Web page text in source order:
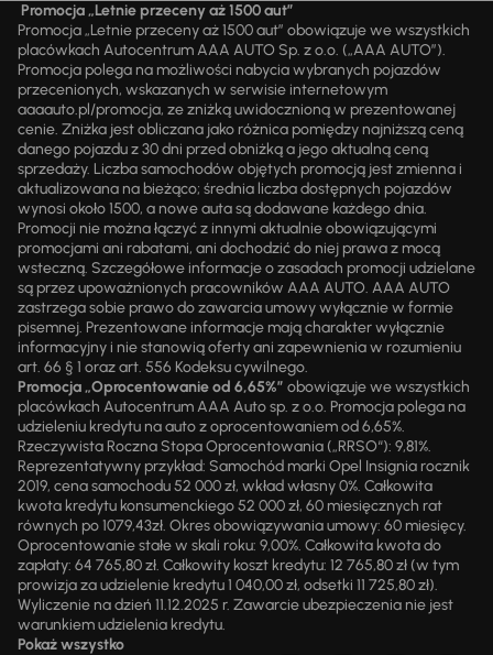
Promocja „Letnie przeceny aż 1500 aut”
Promocja „Letnie przeceny aż 1500 aut” obowiązuje we wszystkich
placówkach Autocentrum AAA AUTO Sp. z o.o. („AAA AUTO”).
Promocja polega na możliwości nabycia wybranych pojazdów
przecenionych, wskazanych w serwisie internetowym
aaaauto.pl/promocja, ze zniżką uwidocznioną w prezentowanej
cenie. Zniżka jest obliczana jako różnica pomiędzy najniższą ceną
danego pojazdu z 30 dni przed obniżką a jego aktualną ceną
sprzedaży. Liczba samochodów objętych promocją jest zmienna i
aktualizowana na bieżąco; średnia liczba dostępnych pojazdów
wynosi około 1500, a nowe auta są dodawane każdego dnia.
Promocji nie można łączyć z innymi aktualnie obowiązującymi
promocjami ani rabatami, ani dochodzić do niej prawa z mocą
wsteczną. Szczegółowe informacje o zasadach promocji udzielane
są przez upoważnionych pracowników AAA AUTO. AAA AUTO
zastrzega sobie prawo do zawarcia umowy wyłącznie w formie
pisemnej. Prezentowane informacje mają charakter wyłącznie
informacyjny i nie stanowią oferty ani zapewnienia w rozumieniu
art. 66 § 1 oraz art. 556 Kodeksu cywilnego.
Promocja „Oprocentowanie od 6,65%” obowiązuje we wszystkich
placówkach Autocentrum AAA Auto sp. z o.o. Promocja polega na
udzieleniu kredytu na auto z oprocentowaniem od 6,65%.
Rzeczywista Roczna Stopa Oprocentowania („RRSO“): 9,81%.
Reprezentatywny przykład: Samochód marki Opel Insignia rocznik
2019, cena samochodu 52 000 zł, wkład własny 0%. Całkowita
kwota kredytu konsumenckiego 52 000 zł, 60 miesięcznych rat
równych po 1079,43zł. Okres obowiązywania umowy: 60 miesięcy.
Oprocentowanie stałe w skali roku: 9,00%. Całkowita kwota do
zapłaty: 64 765,80 zł. Całkowity koszt kredytu: 12 765,80 zł (w tym
prowizja za udzielenie kredytu 1 040,00 zł, odsetki 11 725,80 zł).
Wyliczenie na dzień 11.12.2025 r. Zawarcie ubezpieczenia nie jest
warunkiem udzielenia kredytu.
Pokaż wszystko